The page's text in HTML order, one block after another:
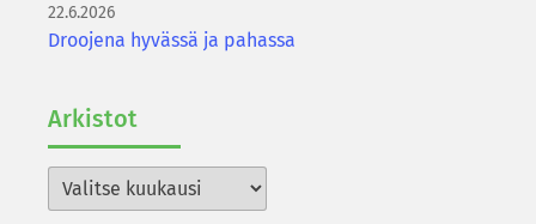
22.6.2026
Droojena hyvässä ja pahassa
Ar­kis­tot